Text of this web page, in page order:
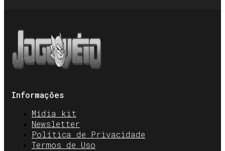
Informações
Mídia kit
Newsletter
Política de Privacidade
Termos de Uso